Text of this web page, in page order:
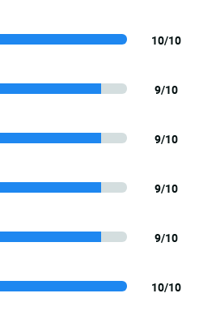
10/10
9/10
9/10
9/10
9/10
10/10